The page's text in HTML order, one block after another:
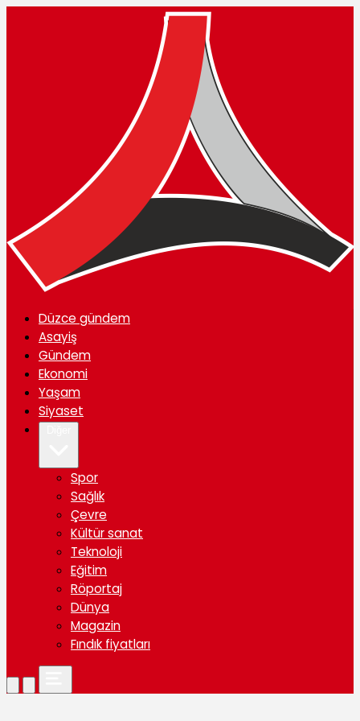
Düzce gündem
Asayiş
Gündem
Ekonomi
Yaşam
Siyaset
Spor
Sağlık
Çevre
Kültür sanat
Teknoloji
Eğitim
Röportaj
Dünya
Magazin
Fındık fiyatları